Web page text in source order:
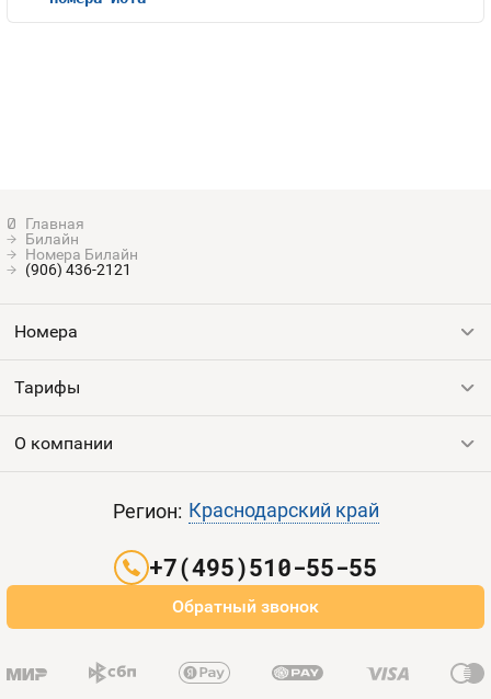
Билайн
Номера Билайн
(906) 436-2121
Номера
Все номера
Тарифы
Выгодные тарифы
О компании
Оплата и доставка
Регион: Краснодарский край
+7(495)510-55-55
Обратный звонок